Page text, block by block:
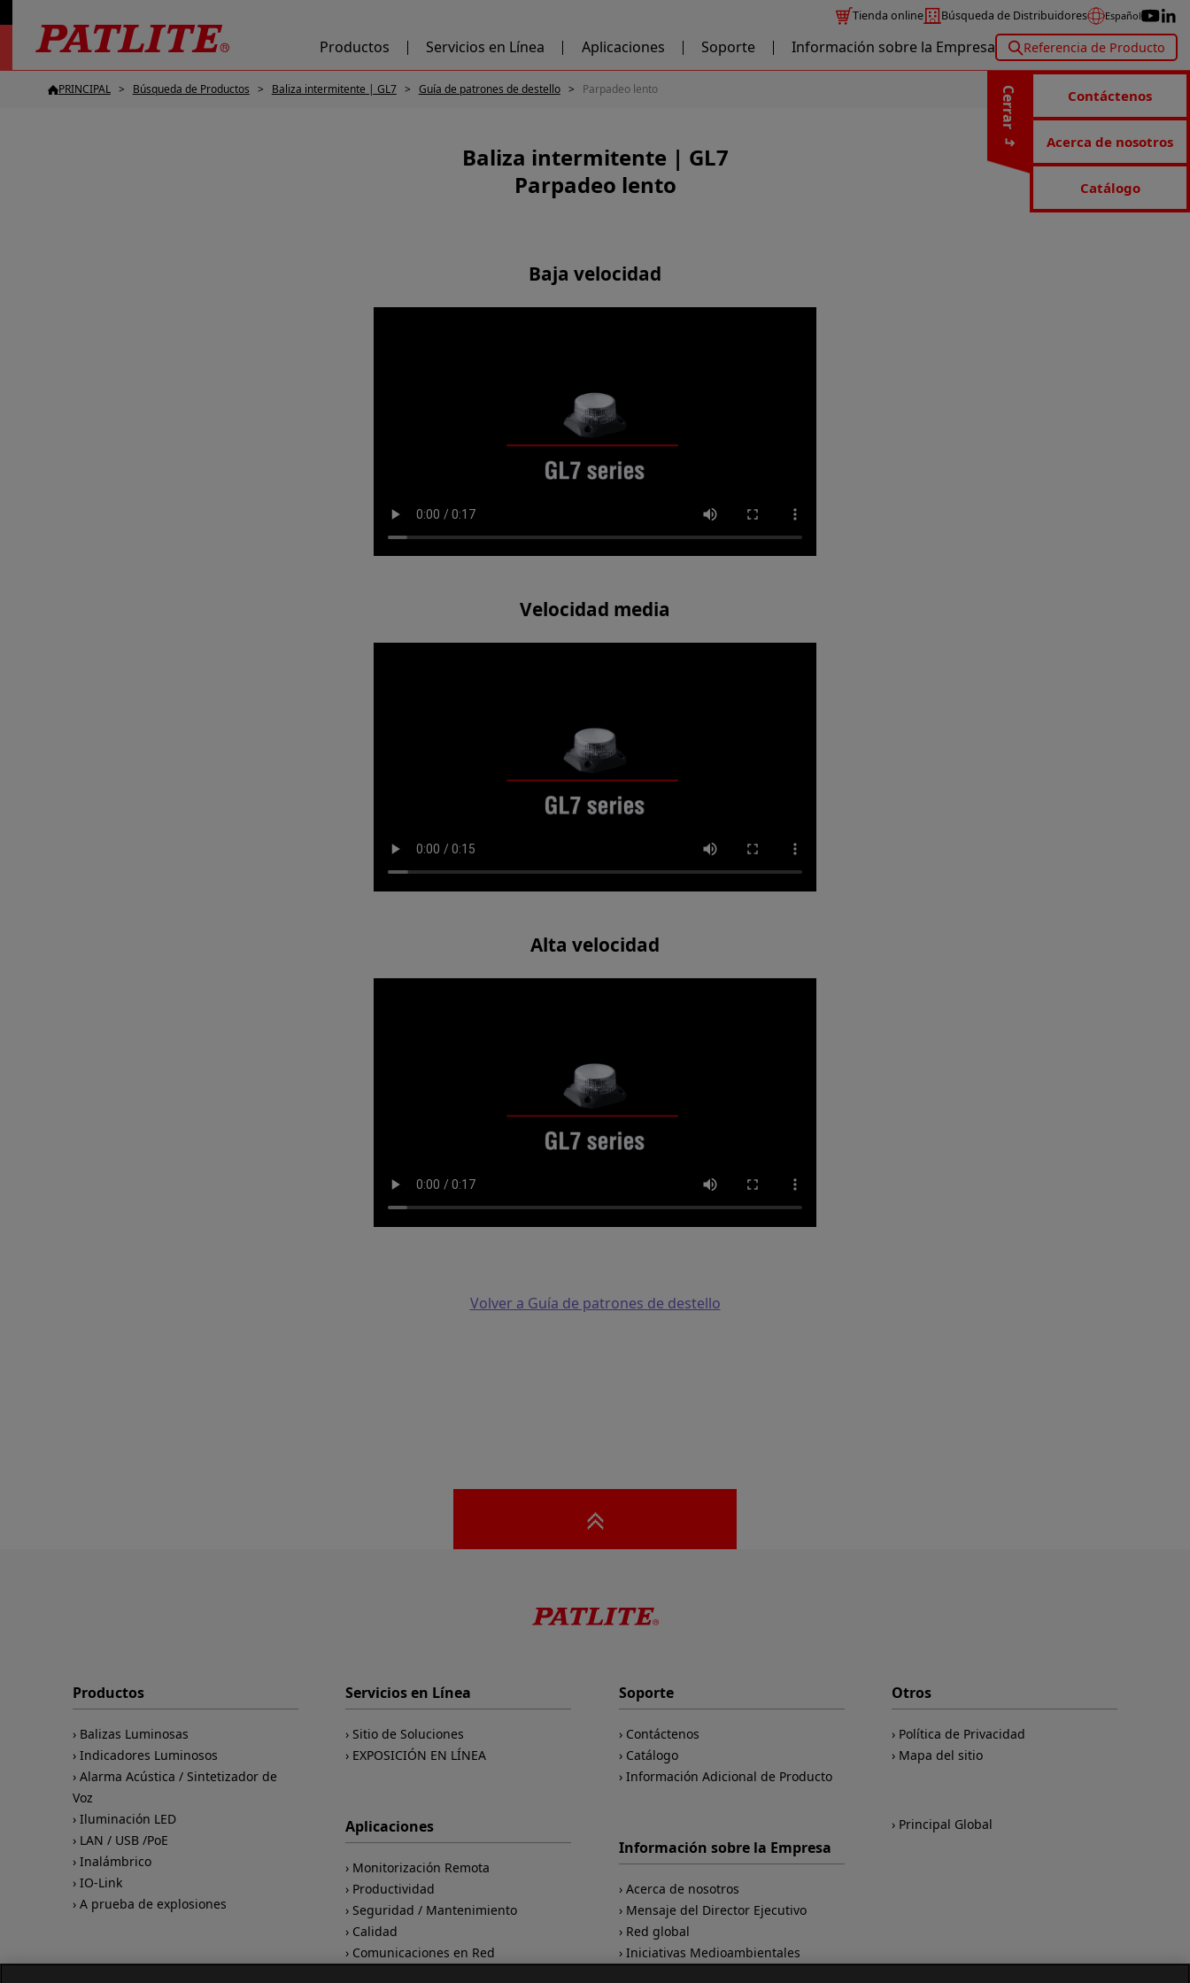
Tienda online Búsqueda de Distribuidores Español
Productos Servicios en Línea Aplicaciones Soporte Información sobre la Empresa Referencia de Producto
Cerrar Contáctenos
Acerca de nosotros
Catálogo
PRINCIPAL Búsqueda de Productos Baliza intermitente | GL7 Guía de patrones de destello Parpadeo lento
Baliza intermitente | GL7
Parpadeo lento
Baja velocidad
Velocidad media
Alta velocidad
Volver a Guía de patrones de destello
Productos
Balizas Luminosas
Indicadores Luminosos
Alarma Acústica / Sintetizador de
Voz
Iluminación LED
LAN / USB /PoE
Inalámbrico
IO-Link
A prueba de explosiones
Servicios en Línea
Sitio de Soluciones
EXPOSICIÓN EN LÍNEA
Aplicaciones
Monitorización Remota
Productividad
Seguridad / Mantenimiento
Calidad
Comunicaciones en Red
Soporte
Contáctenos
Catálogo
Información Adicional de Producto
Información sobre la Empresa
Acerca de nosotros
Mensaje del Director Ejecutivo
Red global
Iniciativas Medioambientales
Otros
Política de Privacidad
Mapa del sitio
Principal Global